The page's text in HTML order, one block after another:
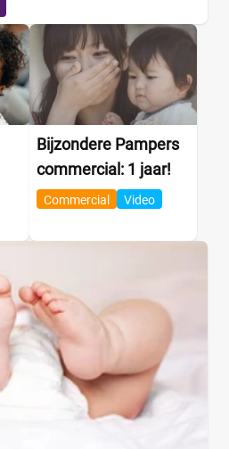
Bijzondere Pampers
commercial: 1 jaar!
Commercial Video